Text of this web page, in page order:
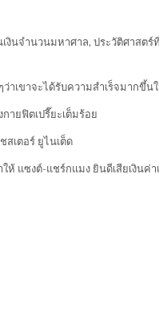
งินจำนวนมหาศาล, ประวัติศาสต
ว่าเขาจะได้รับความสำเร็จมาก
ายฟิตเปรี๊ยะเต็มร้อย
เตอร์ ยูไนเต็ด
ห้ แซงต์-แชร์กแมง ยินดีเสียเงินค่